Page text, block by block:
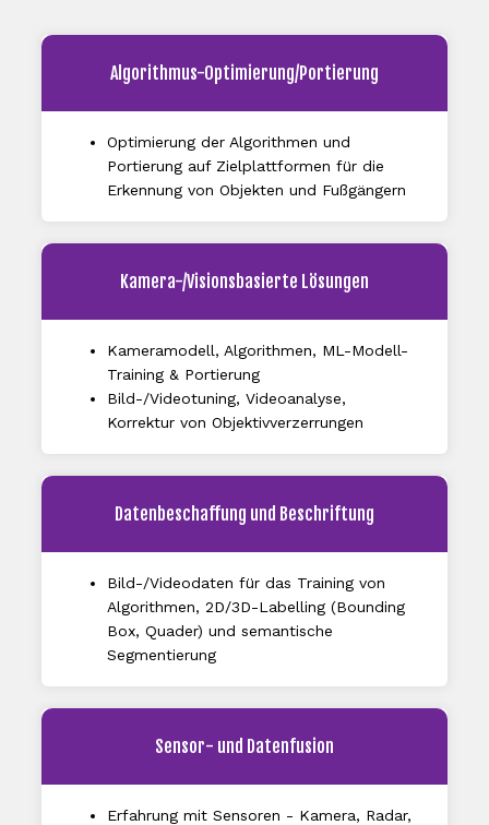
Algorithmus-Optimierung/Portierung
Optimierung der Algorithmen und
Portierung auf Zielplattformen für die
Erkennung von Objekten und Fußgängern
Kamera-/Visionsbasierte Lösungen
Kameramodell, Algorithmen, ML-Modell-
Training & Portierung
Bild-/Videotuning, Videoanalyse,
Korrektur von Objektivverzerrungen
Datenbeschaffung und Beschriftung
Bild-/Videodaten für das Training von
Algorithmen, 2D/3D-Labelling (Bounding
Box, Quader) und semantische
Segmentierung
Sensor- und Datenfusion
Erfahrung mit Sensoren - Kamera, Radar,